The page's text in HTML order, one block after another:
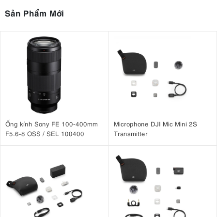
Công nghệ Clipguard độc quyền ngăn chặn sự biến dạng âm thanh
khi mức đầu vào đạt đến đỉnh điểm
5. Tùy chỉnh nhiều nguồn âm thanh
Elgato Wave XLR có 9 kênh đầu vào độc lập cho phép bạn kết hợp
các nguồn âm thanh trong thời gian thực. Cho dù đó là âm thanh
6. Nút xoay điều khiển đa chức năng để
tăng âm lượng micro
Sản Phẩm Mới
Ống kính Sony FE 100-400mm
F5.6-8 OSS / SEL 100400
Microphone DJI Mic Mini 2S
Transmitter